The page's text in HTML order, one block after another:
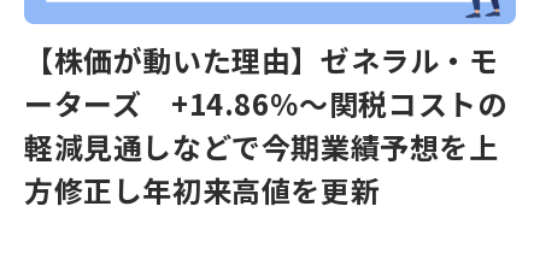
【株価が動いた理由】ゼネラル・モ
ーターズ +14.86％～関税コストの
軽減見通しなどで今期業績予想を上
方修正し年初来高値を更新